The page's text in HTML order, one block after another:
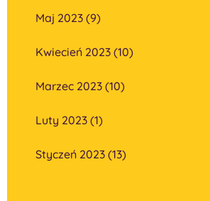
Maj 2023 (9)
Kwiecień 2023 (10)
Marzec 2023 (10)
Luty 2023 (1)
Styczeń 2023 (13)